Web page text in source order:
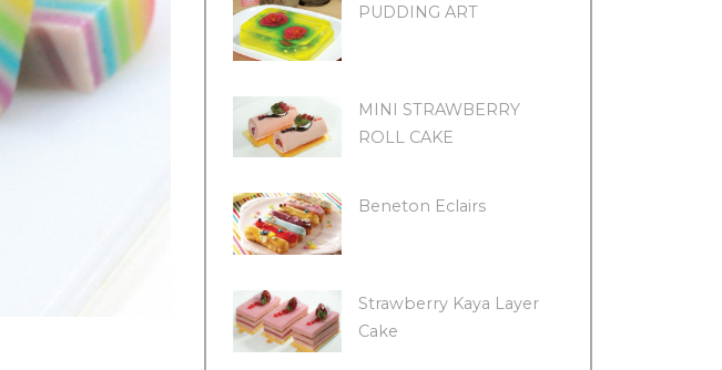
PUDDING ART
MINI STRAWBERRY
ROLL CAKE
Beneton Eclairs
Strawberry Kaya Layer
Cake